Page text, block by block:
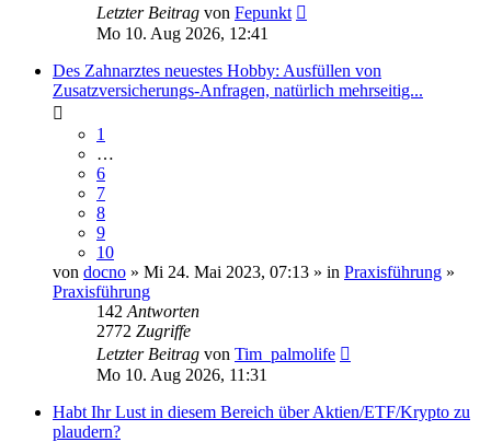
Letzter Beitrag von Fepunkt
Mo 10. Aug 2026, 12:41
Des Zahnarztes neuestes Hobby: Ausfüllen von
Zusatzversicherungs-Anfragen, natürlich mehrseitig...
1
…
6
7
8
9
10
von docno » Mi 24. Mai 2023, 07:13 » in Praxisführung »
Praxisführung
142 Antworten
2772 Zugriffe
Letzter Beitrag von Tim_palmolife
Mo 10. Aug 2026, 11:31
Habt Ihr Lust in diesem Bereich über Aktien/ETF/Krypto zu
plaudern?